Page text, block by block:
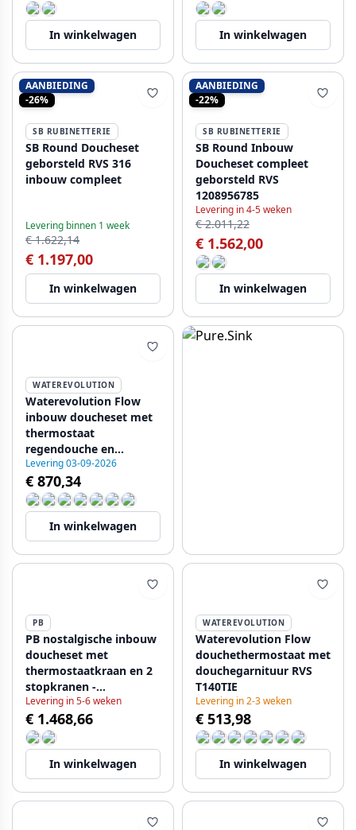
In winkelwagen In winkelwagen
AANBIEDING
-26%
SB RUBINETTERIE
SB Round Doucheset
geborsteld RVS 316
inbouw compleet
Levering binnen 1 week
€ 1.622,14
€ 1.197,00
In winkelwagen
AANBIEDING
-22%
SB RUBINETTERIE
SB Round Inbouw
Doucheset compleet
geborsteld RVS
1208956785
Levering in 4-5 weken
€ 2.011,22
€ 1.562,00
In winkelwagen
WATEREVOLUTION
Waterevolution Flow
inbouw doucheset met
thermostaat
regendouche en
handdouche massief
RVS 1208889792
Levering 03-09-2026
€ 870,34
In winkelwagen
PB
PB nostalgische inbouw
doucheset met
thermostaatkraan en 2
stopkranen -
handdouche -
regendouche 200mm -
RVS
Levering in 5-6 weken
€ 1.468,66
In winkelwagen
WATEREVOLUTION
Waterevolution Flow
douchethermostaat met
douchegarnituur RVS
T140TIE
Levering in 2-3 weken
€ 513,98
In winkelwagen